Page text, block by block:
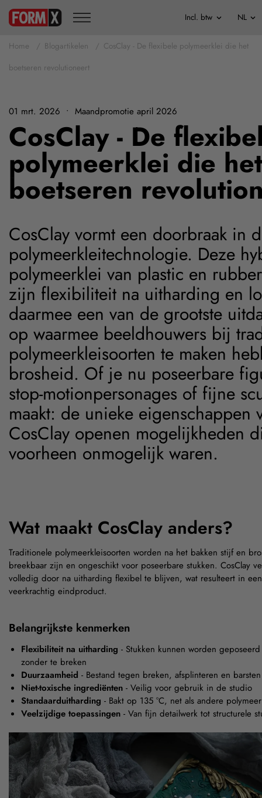
Home Blogartikelen
CosClay - De flexibele polymeerklei die het
boetseren revolutioneert
01 mrt. 2026 • Maandpromotie april 2026
CosClay - De
polymeerklei die het
boetseren
CosClay vormt een doorbraak in
polymeerkleitechnologie. Deze
polymeerklei van plastic en
zijn flexibiliteit na uitharding en
daarmee een van de grootste
op waarmee beeldhouwers bij
polymeerkleisoorten te maken
brosheid. Of je nu poseerbare
stop-motionpersonages of fijne
maakt: de unieke eigenschappen
CosClay openen mogelijkheden
voorheen onmogelijk waren.
Wat maakt CosClay anders?
Traditionele polymeerkleisoorten worden na het bakken stijf en
breekbaar zijn en ongeschikt voor poseerbare stukken. CosClay
volledig door na uitharding flexibel te blijven, wat resulteert in
veerkrachtig eindproduct.
Belangrijkste kenmerken
Flexibiliteit na uitharding - Stukken kunnen worden
zonder te breken
Duurzaamheid - Bestand tegen breken, afsplinteren en barsten
Niet-toxische ingrediënten - Veilig voor gebruik in de studio
Standaarduitharding - Bakt op 135 °C, net als andere
Veelzijdige toepassingen - Van fijn detailwerk tot structurele